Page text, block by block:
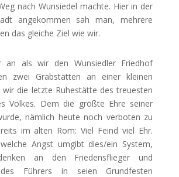
nach Wunsiedel machte. Hier in der
angekommen sah man, mehrere
das gleiche Ziel wie wir.
als wir den Wunsiedler Friedhof
zwei Grabstätten an einer kleinen
wir die letzte Ruhestätte des treuesten
Volkes. Dem die größte Ehre seiner
nämlich heute noch verboten zu
im alten Rom: Viel Feind viel Ehr.
Angst umgibt dies/ein System,
an den Friedensflieger und
des Führers in seien Grundfesten